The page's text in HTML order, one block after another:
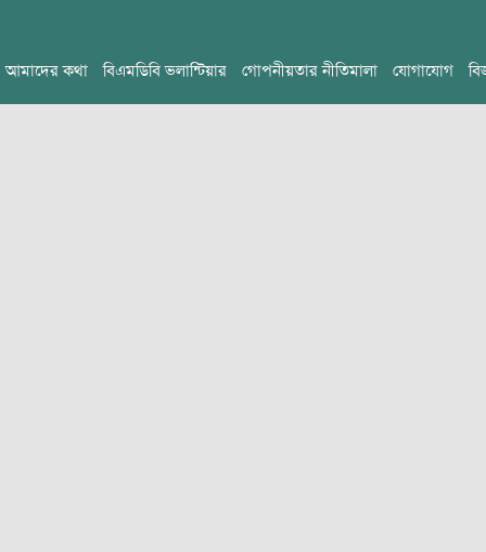
আমাদের কথা বিএমডিবি ভলান্টিয়ার গোপনীয়তার নীতিমালা যোগাযোগ